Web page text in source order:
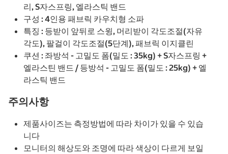
리, S자스프링, 엘라스틱 밴드
구성 : 4인용 패브릭 카우치형 소파
특징 : 등받이 앞뒤로 스윙, 머리받이 각도조절(자유
각도), 팔걸이 각도조절(5단계), 패브릭 이지클린
쿠션 : 좌방석 - 고밀도 폼(밀도 : 35kg) + S자스프링 +
엘라스틴 밴드 / 등방석 - 고밀도 폼(밀도 : 25kg) + 엘
라스틱 밴드
주의사항
제품사이즈는 측정방법에 따라 차이가 있을 수 있습
니다
모니터의 해상도와 조명에 따라 색상이 다르게 보일